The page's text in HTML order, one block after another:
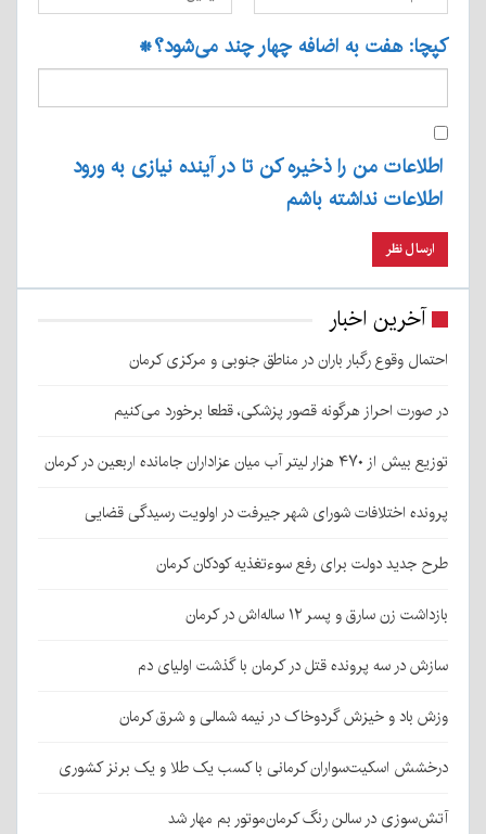
کپچا: هفت به اضافه چهار چند می‌شود؟*
اطلاعات من را ذخیره کن تا در آینده نیازی به ورود
اطلاعات نداشته باشم
آخرین اخبار
احتمال وقوع رگبار باران در مناطق جنوبی و مرکزی کرمان
در صورت احراز هرگونه قصور پزشکی، قطعا برخورد می‌کنیم
توزیع بیش از ۴۷۰ هزار لیتر آب میان عزاداران جامانده اربعین در کرمان
پرونده اختلافات شورای شهر جیرفت در اولویت رسیدگی قضایی
طرح جدید دولت برای رفع سوءتغذیه کودکان کرمان
بازداشت زن سارق و پسر ۱۲ ساله‌اش در کرمان
سازش در سه پرونده قتل در کرمان با گذشت اولیای دم
وزش باد و خیزش گردوخاک در نیمه شمالی و شرق کرمان
درخشش اسکیت‌سواران کرمانی با کسب یک طلا و یک برنز کشوری
آتش‌سوزی در سالن رنگ کرمان‌موتور بم مهار شد